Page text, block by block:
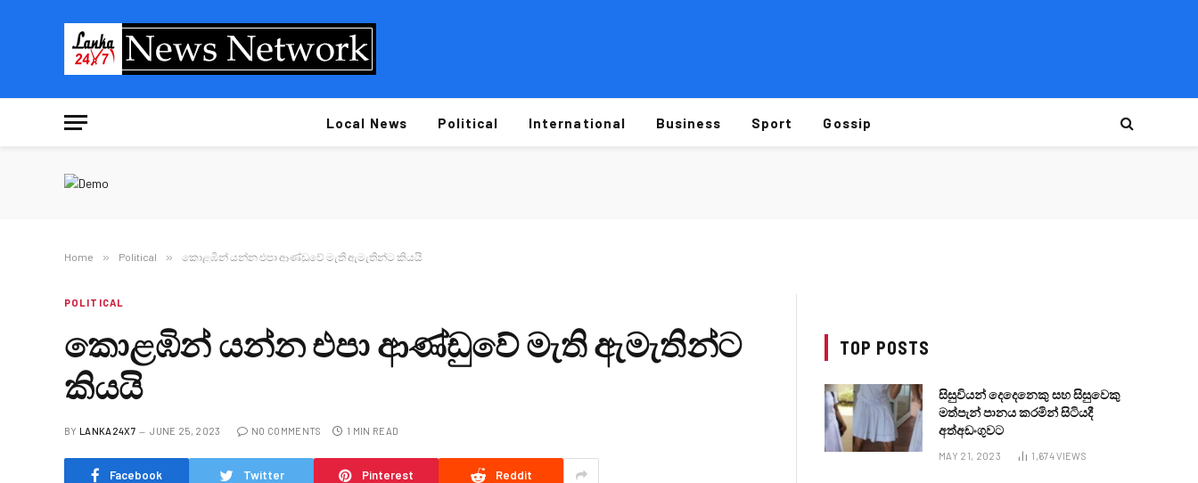
Local News Political International Business Sport Gossip
Home » Political » කොළඹින් යන්න එපා ආණ්ඩුවේ මැති ඇමැතින්ට කියයි
POLITICAL
කොළඹින් යන්න එපා ආණ්ඩුවේ මැති ඇමැතින්ට
කියයි
BY LANKA24X7 JUNE 25, 2023 NO COMMENTS 1 MIN READ
Facebook Twitter Pinterest Reddit
TOP POSTS
සිසුවියන් දෙදෙනෙකු සහ සිසුවෙකු
මත්පැන් පානය කරමින් සිටියදී
අත්අඩංගුවට
MAY 21, 2023 1,674VIEWS